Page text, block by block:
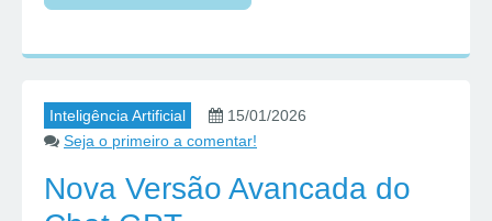
Inteligência Artificial
15/01/2026
Seja o primeiro a comentar!
Nova Versão Avancada do